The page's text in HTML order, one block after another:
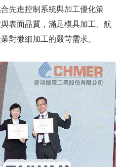
先進控制系統與加工優化策
表面品質，滿足模具加工、航
對微細加工的嚴苛需求。